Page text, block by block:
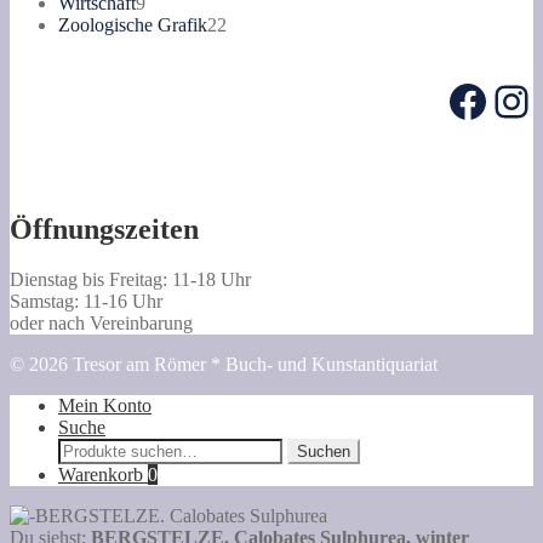
Produkte
Zoologische Grafik22
Öffnungszeiten
Dienstag bis Freitag: 11-18 Uhr
Samstag: 11-16 Uhr
oder nach Vereinbarung
© 2026 Tresor am Römer * Buch- und Kunstantiquariat
Mein Konto
Suche
Suche
nach:
Suchen
Warenkorb 0
Du siehst: BERGSTELZE. Calobates Sulphurea, winter